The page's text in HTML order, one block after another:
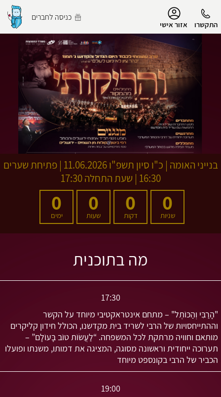
התקשרו אזור אישי
כניסה לחברים
הפרופיל שלי
התנתק
בנייני האומה | כ"ו סיון תשפ"ו
11.06.2026 | פתיחת שערים
16:30 | שעת התחלה 17:30
0
שניות
0
דקות
0
שעות
0
ימים
מה בתוכנית
17:30
"הָרַבִּי וְהַכּוֹתֶל" – מתחם אינטראקטיבי מיוחד על הקשר
וההתייחסויות של הרבי לשריד בית מקדשנו, הכולל חידון קליקרים
מותאם וחוויה מרתקת לכל המשפחה. “לַעֲשׂוֹת טוֹב בָּעוֹלָם” –
תערוכה ייחודית וראשונה מסוגה, המציגה את דמותו, משנתו ופועלו
הכביר של הרבי בקונספט מיוחד
19:00